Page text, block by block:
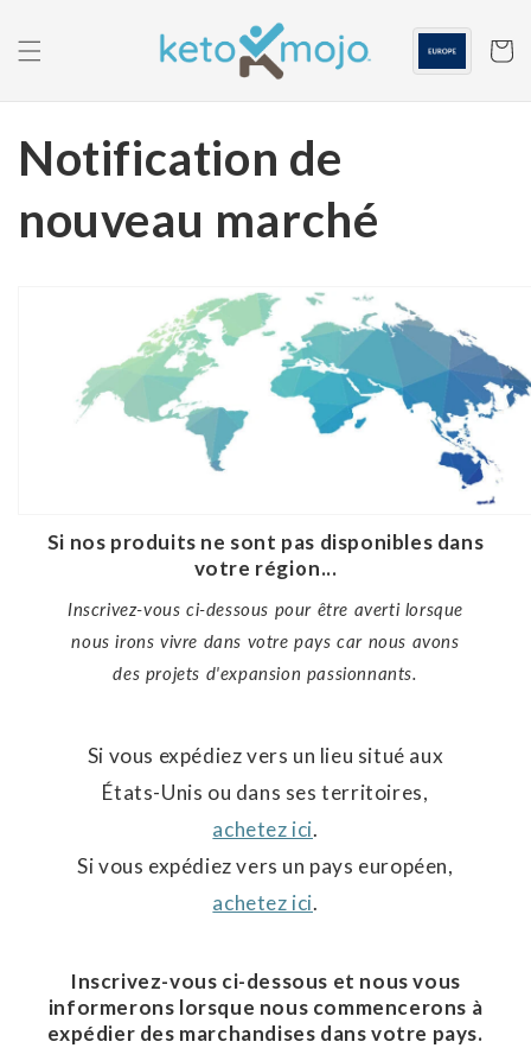
content
Panier
Notification de
nouveau marché
Si nos produits ne sont pas disponibles dans
votre région...
Inscrivez-vous ci-dessous pour être averti lorsque
nous irons vivre dans votre pays car nous avons
des projets d'expansion passionnants.
Si vous expédiez vers un lieu situé aux
États-Unis ou dans ses territoires,
achetez ici.
Si vous expédiez vers un pays européen,
achetez ici.
Inscrivez-vous ci-dessous et nous vous
informerons lorsque nous commencerons à
expédier des marchandises dans votre pays.